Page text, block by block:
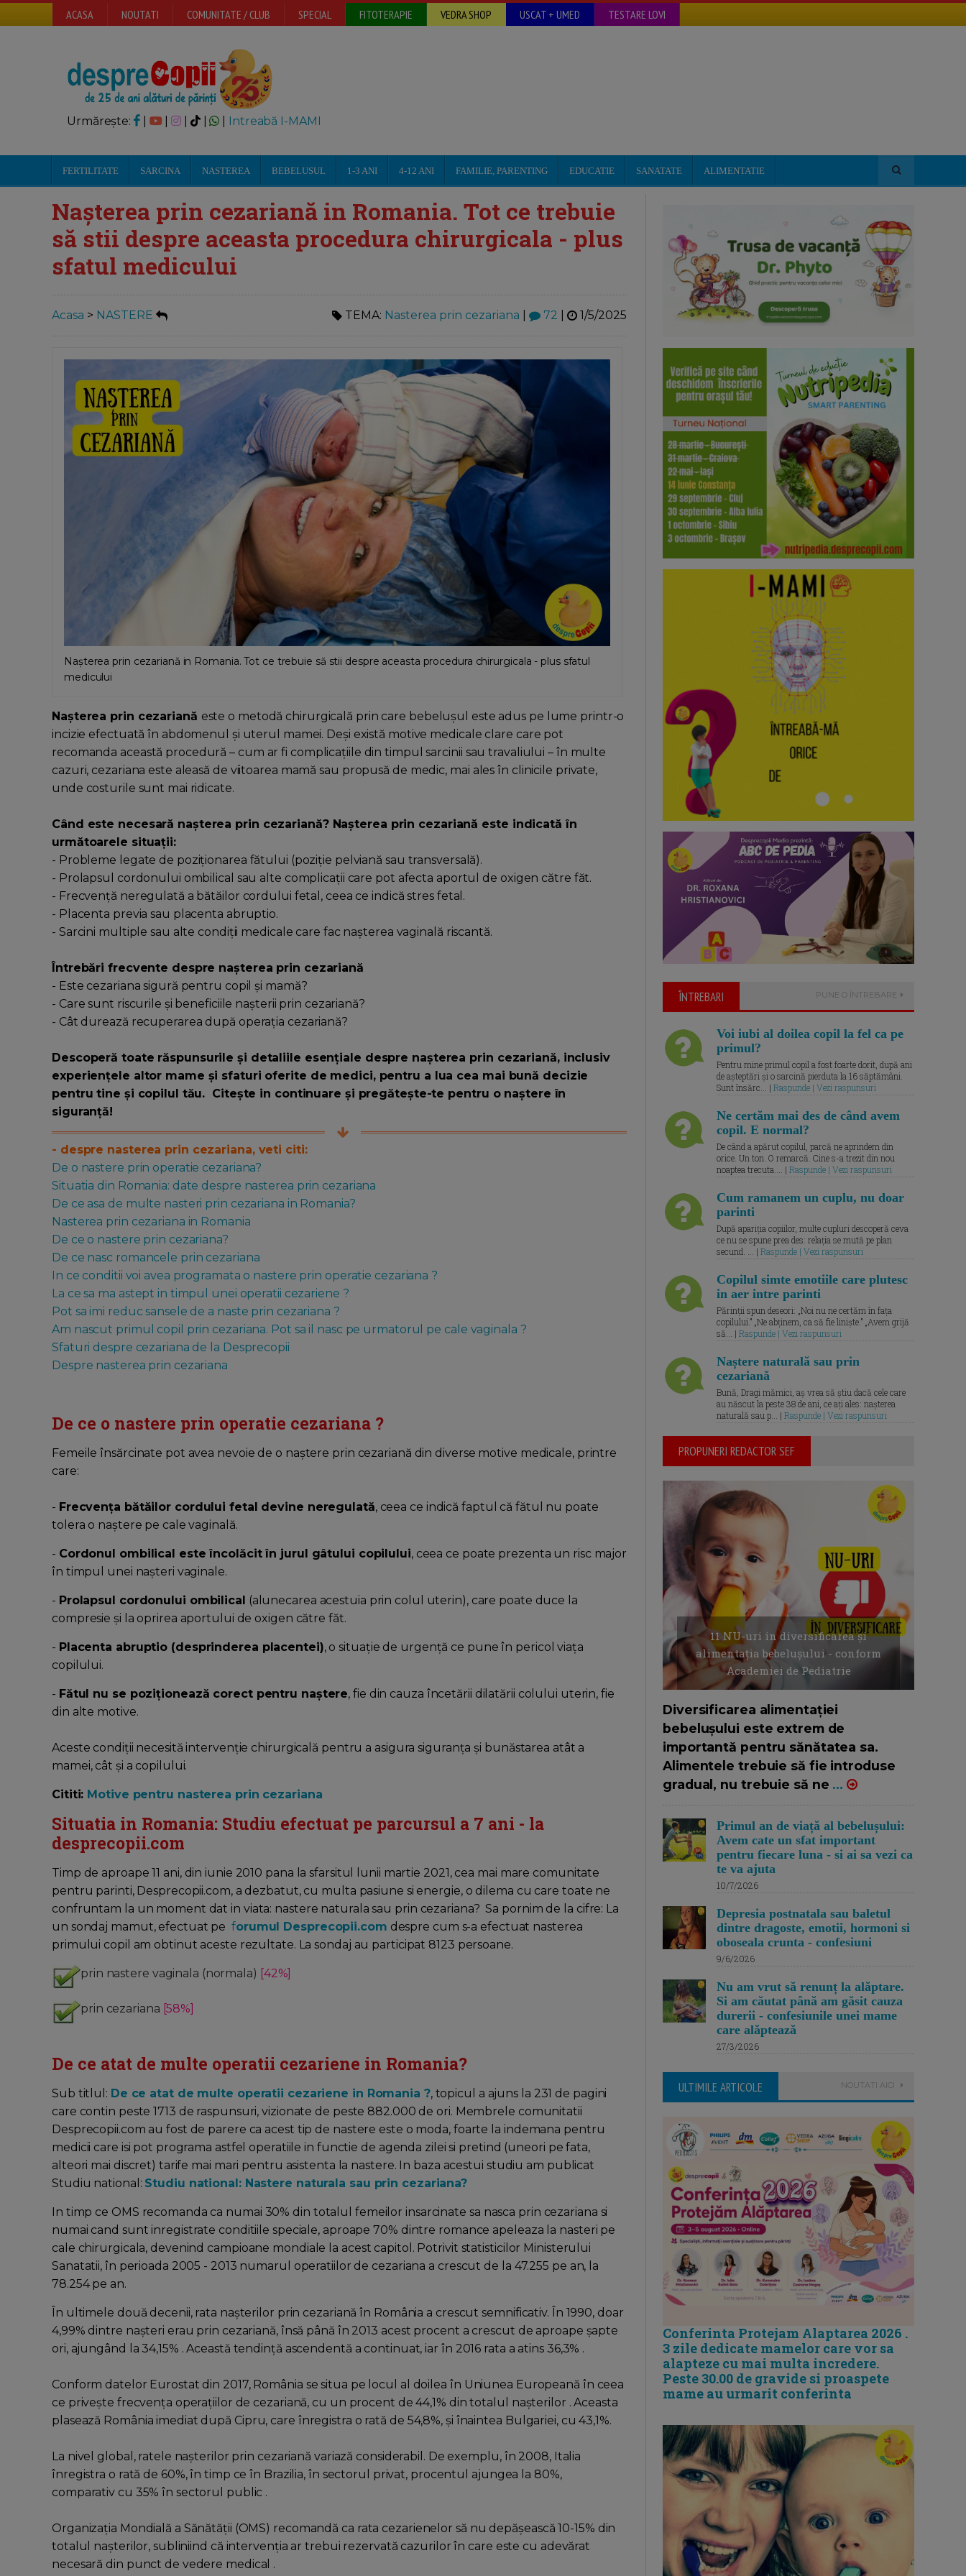
ACASA NOUTATI COMUNITATE / CLUB SPECIAL FITOTERAPIE VEDRA SHOP USCAT + UMED TESTARE LOVI
Urmărește: | | Intreabă I-MAMI
FERTILITATE SARCINA NASTEREA BEBELUSUL 1-3 ANI 4-12 ANI FAMILIE, PARENTING EDUCATIE SANATATE ALIMENTATIE
Nașterea prin cezariană in Romania. Tot ce trebuie
să stii despre aceasta procedura chirurgicala - plus
sfatul medicului
Acasa > NASTERE TEMA: Nasterea prin cezariana 72 1/5/2025
Nașterea prin cezariană in Romania. Tot ce trebuie să stii despre aceasta procedura chirurgicala - plus sfatul
medicului
Nașterea prin cezariană este o metodă chirurgicală prin care bebelușul este adus pe lume printr-o
incizie efectuată în abdomenul și uterul mamei. Deși există motive medicale clare care pot
recomanda această procedură – cum ar fi complicațiile din timpul sarcinii sau travaliului – în multe
cazuri, cezariana este aleasă de viitoarea mamă sau propusă de medic, mai ales în clinicile private,
unde costurile sunt mai ridicate.
Când este necesară nașterea prin cezariană? Nașterea prin cezariană este indicată în
următoarele situații:
- Probleme legate de poziționarea fătului (poziție pelviană sau transversală).
- Prolapsul cordonului ombilical sau alte complicații care pot afecta aportul de oxigen către făt.
- Frecvență neregulată a bătăilor cordului fetal, ceea ce indică stres fetal.
- Placenta previa sau placenta abruptio.
- Sarcini multiple sau alte condiții medicale care fac nașterea vaginală riscantă.
Întrebări frecvente despre nașterea prin cezariană
- Este cezariana sigură pentru copil și mamă?
- Care sunt riscurile și beneficiile nașterii prin cezariană?
- Cât durează recuperarea după operația cezariană?
Descoperă toate răspunsurile și detaliile esențiale despre nașterea prin cezariană, inclusiv
experiențele altor mame și sfaturi oferite de medici, pentru a lua cea mai bună decizie
pentru tine și copilul tău. Citește in continuare și pregătește-te pentru o naștere în
siguranță!
- despre nasterea prin cezariana, veti citi:
De o nastere prin operatie cezariana?
Situatia din Romania: date despre nasterea prin cezariana
De ce asa de multe nasteri prin cezariana in Romania?
Nasterea prin cezariana in Romania
De ce o nastere prin cezariana?
De ce nasc romancele prin cezariana
In ce conditii voi avea programata o nastere prin operatie cezariana ?
La ce sa ma astept in timpul unei operatii cezariene ?
Pot sa imi reduc sansele de a naste prin cezariana ?
Am nascut primul copil prin cezariana. Pot sa il nasc pe urmatorul pe cale vaginala ?
Sfaturi despre cezariana de la Desprecopii
Despre nasterea prin cezariana
De ce o nastere prin operatie cezariana ?
Femeile însărcinate pot avea nevoie de o naștere prin cezariană din diverse motive medicale, printre
care:
- Frecvența bătăilor cordului fetal devine neregulată, ceea ce indică faptul că fătul nu poate
tolera o naștere pe cale vaginală.
- Cordonul ombilical este încolăcit în jurul gâtului copilului, ceea ce poate prezenta un risc major
în timpul unei nașteri vaginale.
- Prolapsul cordonului ombilical
(alunecarea acestuia prin colul uterin), care poate duce la
compresie și la oprirea aportului de oxigen către făt.
- Placenta abruptio (desprinderea placentei), o situație de urgență ce pune în pericol viața
copilului.
- Fătul nu se poziționează corect pentru naștere, fie din cauza încetării dilatării colului uterin, fie
din alte motive.
Aceste condiții necesită intervenție chirurgicală pentru a asigura siguranța și bunăstarea atât a
mamei, cât și a copilului.
Cititi: Motive pentru nasterea prin cezariana
Situatia in Romania: Studiu efectuat pe parcursul a 7 ani - la
desprecopii.com
Timp de aproape 11 ani, din iunie 2010 pana la sfarsitul lunii martie 2021, cea mai mare comunitate
pentru parinti, Desprecopii.com, a dezbatut, cu multa pasiune si energie, o dilema cu care toate ne
confruntam la un moment dat in viata: nastere naturala sau prin cezariana? Sa pornim de la cifre: La
un sondaj mamut, efectuat pe forumul Desprecopii.com despre cum s-a efectuat nasterea
primului copil am obtinut aceste rezultate. La sondaj au participat 8123 persoane.
prin nastere vaginala (normala) [42%]
prin cezariana [58%]
De ce atat de multe operatii cezariene in Romania?
Sub titlul: De ce atat de multe operatii cezariene in Romania ?, topicul a ajuns la 231 de pagini
care contin peste 1713 de raspunsuri, vizionate de peste 882.000 de ori. Membrele comunitatii
Desprecopii.com au fost de parere ca acest tip de nastere este o moda, foarte la indemana pentru
medicii care isi pot programa astfel operatiile in functie de agenda zilei si pretind (uneori pe fata,
alteori mai discret) tarife mai mari pentru asistenta la nastere. In baza acestui studiu am publicat
Studiu national: Studiu national: Nastere naturala sau prin cezariana?
In timp ce OMS recomanda ca numai 30% din totalul femeilor insarcinate sa nasca prin cezariana si
numai cand sunt inregistrate conditiile speciale, aproape 70% dintre romance apeleaza la nasteri pe
cale chirurgicala, devenind campioane mondiale la acest capitol. Potrivit statisticilor Ministerului
Sanatatii, în perioada 2005 - 2013 numarul operatiilor de cezariana a crescut de la 47.255 pe an, la
78.254 pe an.
În ultimele două decenii, rata nașterilor prin cezariană în România a crescut semnificativ. În 1990, doar
4,99% dintre nașteri erau prin cezariană, însă până în 2013 acest procent a crescut de aproape șapte
ori, ajungând la 34,15% . Această tendință ascendentă a continuat, iar în 2016 rata a atins 36,3% .
Conform datelor Eurostat din 2017, România se situa pe locul al doilea în Uniunea Europeană în ceea
ce privește frecvența operațiilor de cezariană, cu un procent de 44,1% din totalul nașterilor . Aceasta
plasează România imediat după Cipru, care înregistra o rată de 54,8%, și înaintea Bulgariei, cu 43,1%.
La nivel global, ratele nașterilor prin cezariană variază considerabil. De exemplu, în 2008, Italia
înregistra o rată de 60%, în timp ce în Brazilia, în sectorul privat, procentul ajungea la 80%,
comparativ cu 35% în sectorul public .
Organizația Mondială a Sănătății (OMS) recomandă ca rata cezarienelor să nu depășească 10-15% din
totalul nașterilor, subliniind că intervenția ar trebui rezervată cazurilor în care este cu adevărat
necesară din punct de vedere medical .
ÎNTREBARI PUNE O ÎNTREBARE
Voi iubi al doilea copil la fel ca pe
primul?
Pentru mine primul copil a fost foarte dorit, după ani
de așteptări și o sarcină pierduta la 16 săptămâni.
Sunt însărc... | Raspunde | Vezi raspunsuri
Ne certăm mai des de când avem
copil. E normal?
De când a apărut copilul, parcă ne aprindem din
orice. Un ton. O remarcă. Cine s-a trezit din nou
noaptea trecuta.... | Raspunde | Vezi raspunsuri
Cum ramanem un cuplu, nu doar
parinti
După apariția copiilor, multe cupluri descoperă ceva
ce nu se spune prea des: relația se mută pe plan
secund. ... | Raspunde | Vezi raspunsuri
Copilul simte emotiile care plutesc
in aer intre parinti
Părinții spun deseori: „Noi nu ne certăm în fața
copilului.” „Ne abținem, ca să fie liniște.” „Avem grijă
să... | Raspunde | Vezi raspunsuri
Naștere naturală sau prin
cezariană
Bună, Dragi mămici, aș vrea să știu dacă cele care
au născut la peste 38 de ani, ce ați ales: nașterea
naturală sau p... | Raspunde | Vezi raspunsuri
PROPUNERI REDACTOR SEF
11 NU-uri in diversificarea și
alimentația bebelușului - conform
Academiei de Pediatrie
Diversificarea alimentației
bebelușului este extrem de
importantă pentru sănătatea sa.
Alimentele trebuie să fie introduse
gradual, nu trebuie să ne ...
Primul an de viață al bebelușului:
Avem cate un sfat important
pentru fiecare luna - si ai sa vezi ca
te va ajuta
10/7/2026
Depresia postnatala sau baletul
dintre dragoste, emotii, hormoni si
oboseala crunta - confesiuni
9/6/2026
Nu am vrut să renunț la alăptare.
Si am căutat până am găsit cauza
durerii - confesiunile unei mame
care alăptează
27/3/2026
ULTIMILE ARTICOLE NOUTATI AICI
Conferinta Protejam Alaptarea 2026 .
3 zile dedicate mamelor care vor sa
alapteze cu mai multa incredere.
Peste 30.00 de gravide si proaspete
mame au urmarit conferinta